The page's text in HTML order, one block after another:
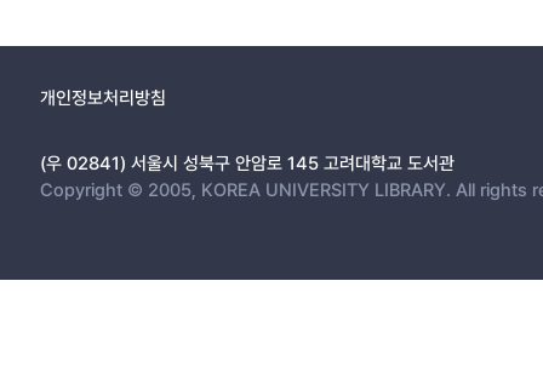
개인정보처리방침
(우 02841) 서울시 성북구 안암로 145 고려대학교 도서관
Copyright © 2005, KOREA UNIVERSITY LIBRARY. All rights